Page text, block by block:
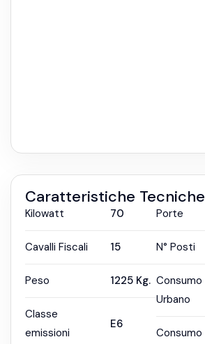
Caratteristiche Tecniche
Kilowatt 70
Cavalli Fiscali 15
Peso 1225 Kg.
Classe
emissioni
E6
Porte
N° Posti
Consumo
Urbano
Consumo